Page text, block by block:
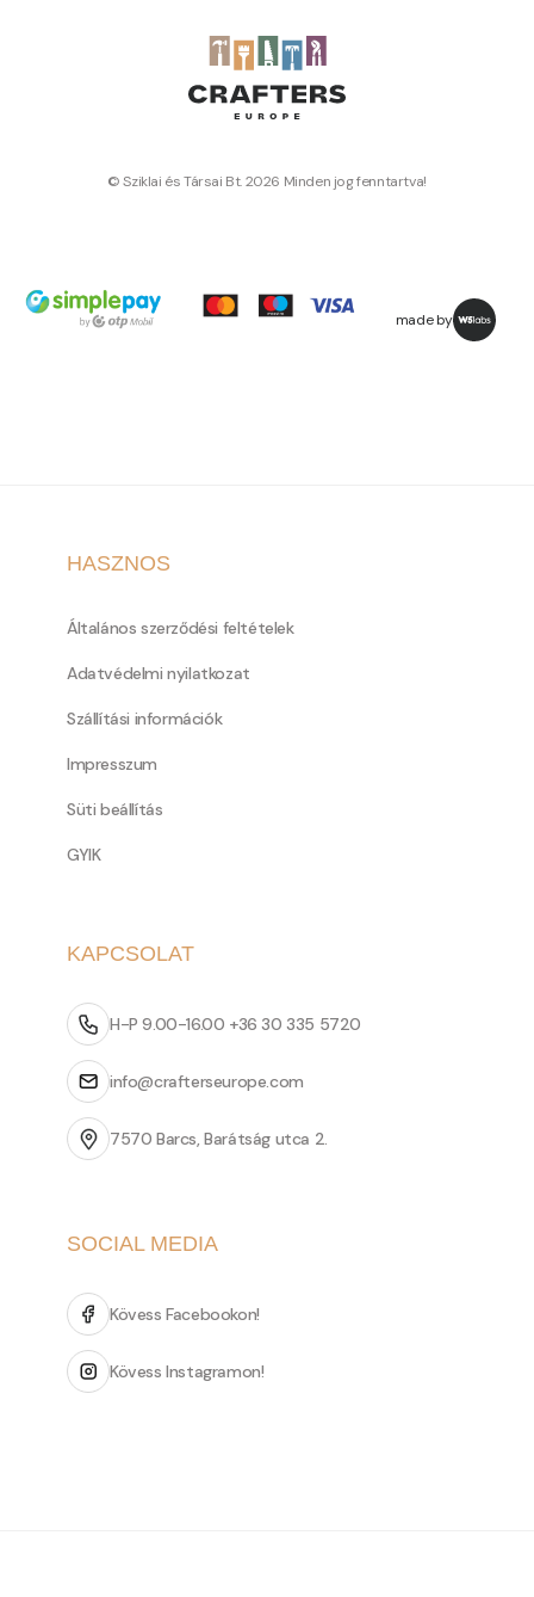
© Sziklai és Társai Bt. 2026 Minden jog fenntartva!
made by
HASZNOS
Általános szerződési feltételek
Adatvédelmi nyilatkozat
Szállítási információk
Impresszum
Süti beállítás
GYIK
KAPCSOLAT
H-P 9.00-16.00 +36 30 335 5720
info@crafterseurope.com
7570 Barcs, Barátság utca 2.
SOCIAL MEDIA
Kövess Facebookon!
Kövess Instagramon!